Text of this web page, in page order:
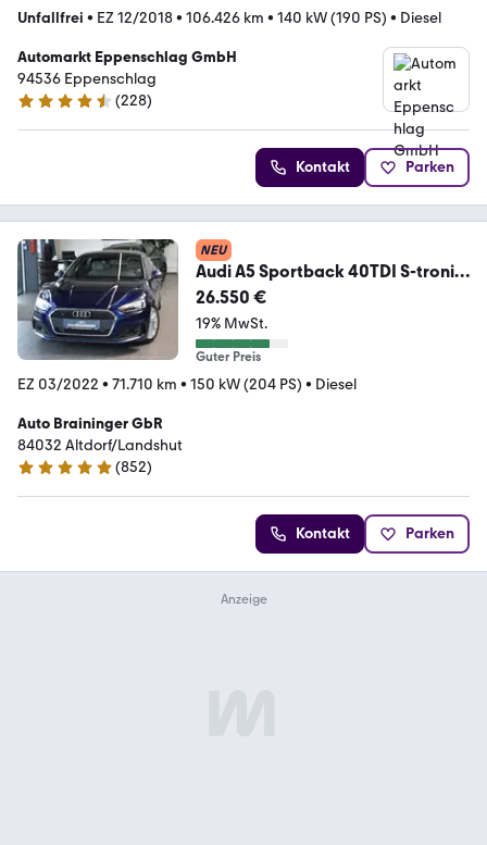
Unfallfrei • EZ 12/2018• 106.426 km • 140 kW (190 PS) • Diesel
Automarkt Eppenschlag GmbH
94536 Eppenschlag
4.7 Sterne
(228)
Kontakt Parken
NEU
Audi A5 Sportback 40TDI S-tronic
LED~ACC~RFKam~SideAs
26.550 €
19% MwSt.
Guter Preis
EZ 03/2022 • 71.710 km • 150 kW (204 PS) • Diesel
Auto Braininger GbR
84032 Altdorf/Landshut
4.9 Sterne
(852)
Kontakt Parken